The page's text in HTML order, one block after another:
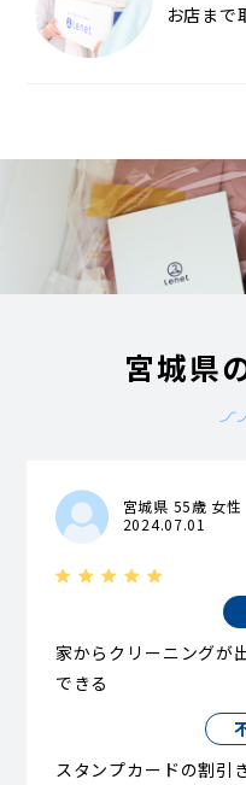
お店まで
宮城県
宮城県 55歳 女性
2024.07.01
家からクリーニングが
できる
スタンプカードの割引